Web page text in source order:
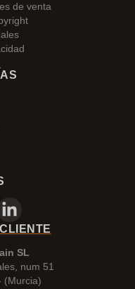
de venta
SL
num 51
(Murcia)